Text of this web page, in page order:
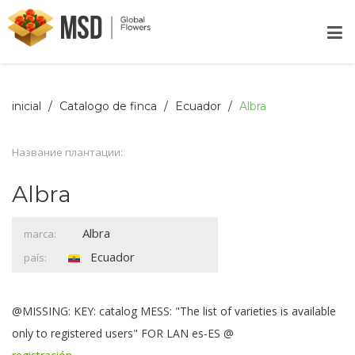
inicial Catalogo de finca Ecuador Albra
Название плантации:
Albra
marca: Albra
país: Ecuador
@MISSING: KEY: catalog MESS: "The list of varieties is available
only to registered users" FOR LAN es-ES @